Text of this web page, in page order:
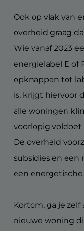
Ook op vlak van
overheid graag
Wie vanaf 2023
energielabel E of
opknappen tot
is, krijgt hiervoor
alle woningen
voorlopig voldoet
De overheid
subsidies en een
een
Kortom, ga je zelf
nieuwe woning